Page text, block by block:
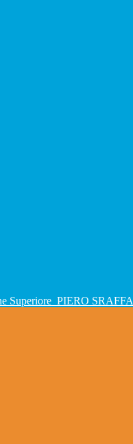
Superiore PIERO SRAFFA